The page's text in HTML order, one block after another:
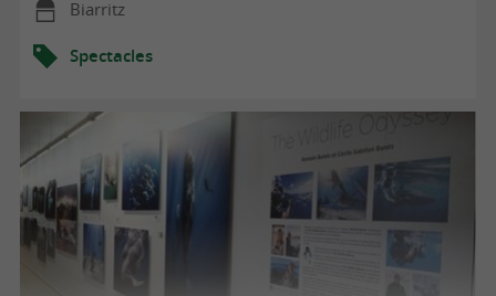
Biarritz
Spectacles